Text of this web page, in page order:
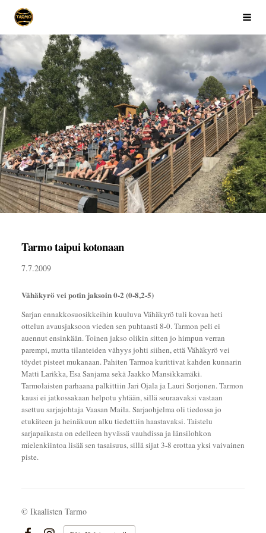
Siirry
sivun
sisältöön
Ikaalisten Tarmo
Tarmo taipui kotonaan
7.7.2009
Vähäkyrö vei potin jaksoin 0-2 (0-8,2-5)
Sarjan ennakkosuosikkeihin kuuluva Vähäkyrö tuli kovaa heti
ottelun avausjaksoon vieden sen puhtaasti 8-0. Tarmon peli ei
auennut ensinkään. Toinen jakso olikin sitten jo himpun verran
parempi, mutta tilanteiden vähyys johti siihen, että Vähäkyrö vei
töydet pisteet mukanaan. Pahiten Tarmoa kurittivat kahden kunnarin
Matti Larikka, Esa Sanjama sekä Jaakko Mansikkamäki.
Tarmolaisten parhaana palkittiin Jari Ojala ja Lauri Sorjonen. Tarmon
kausi ei jatkossakaan helpotu yhtään, sillä seuraavaksi vastaan
asettuu sarjajohtaja Vaasan Maila. Sarjaohjelma oli tiedossa jo
etukäteen ja heinäkuun alku tiedettiin haastavaksi. Taistelu
sarjapaikasta on edelleen hyvässä vauhdissa ja länsilohkon
mielenkiintoa lisää sen tasaisuus, sillä sijat 3-8 erottaa yksi vaivainen
piste.
© Ikaalisten Tarmo